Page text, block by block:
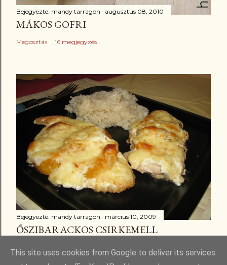
Bejegyezte: mandy tarragon augusztus 08, 2010
MÁKOS GOFRI
Megosztás 16 megjegyzés
Bejegyezte: mandy tarragon március 10, 2009
ŐSZIBARACKOS CSIRKEMELL
This site uses cookies from Google to deliver its services